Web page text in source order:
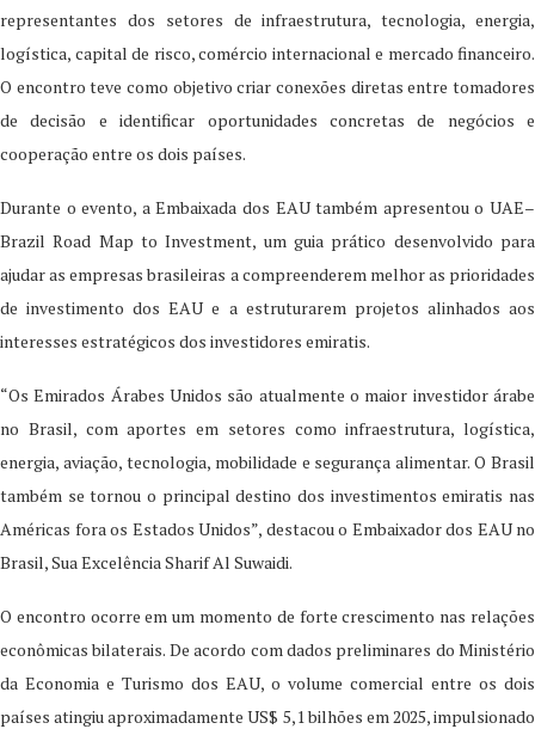
representantes dos setores de infraestrutura, tecnologia, energia,
logística, capital de risco, comércio internacional e mercado financeiro.
O encontro teve como objetivo criar conexões diretas entre tomadores
de decisão e identificar oportunidades concretas de negócios e
cooperação entre os dois países.
Durante o evento, a Embaixada dos EAU também apresentou o UAE–
Brazil Road Map to Investment, um guia prático desenvolvido para
ajudar as empresas brasileiras a compreenderem melhor as prioridades
de investimento dos EAU e a estruturarem projetos alinhados aos
interesses estratégicos dos investidores emiratis.
“Os Emirados Árabes Unidos são atualmente o maior investidor árabe
no Brasil, com aportes em setores como infraestrutura, logística,
energia, aviação, tecnologia, mobilidade e segurança alimentar. O Brasil
também se tornou o principal destino dos investimentos emiratis nas
Américas fora os Estados Unidos”, destacou o Embaixador dos EAU no
Brasil, Sua Excelência Sharif Al Suwaidi.
O encontro ocorre em um momento de forte crescimento nas relações
econômicas bilaterais. De acordo com dados preliminares do Ministério
da Economia e Turismo dos EAU, o volume comercial entre os dois
países atingiu aproximadamente US$ 5,1 bilhões em 2025, impulsionado